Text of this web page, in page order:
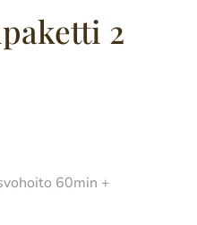
2
60min +